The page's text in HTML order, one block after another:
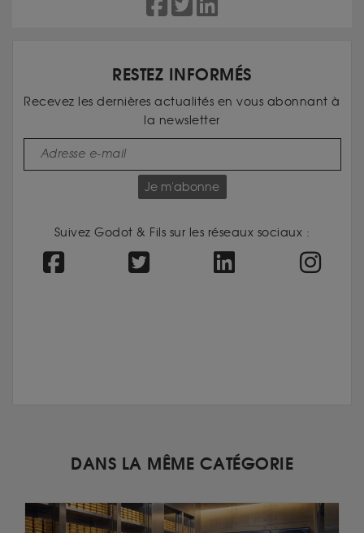
RESTEZ INFORMÉS
Recevez les dernières actualités en vous abonnant à
la newsletter
Je m'abonne
Suivez Godot & Fils sur les réseaux sociaux :
DANS LA MÊME CATÉGORIE